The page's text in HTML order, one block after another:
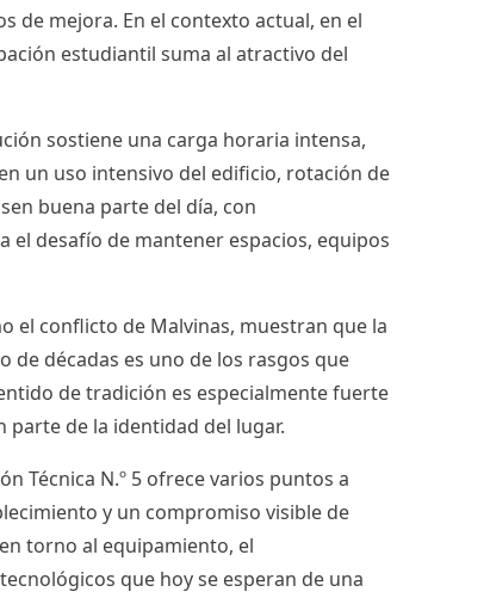
de mejora. En el contexto actual, en el
estudiantil suma al atractivo del
sostiene una carga horaria intensa,
un uso intensivo del edificio, rotación de
buena parte del día, con
desafío de mantener espacios, equipos
el conflicto de Malvinas, muestran que la
décadas es uno de los rasgos que
de tradición es especialmente fuerte
de la identidad del lugar.
Técnica N.º 5 ofrece varios puntos a
y un compromiso visible de
torno al equipamiento, el
que hoy se esperan de una